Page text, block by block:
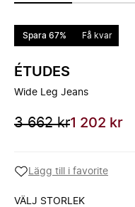
Spara 67% Få kvar
ÉTUDES
Wide Leg Jeans
3 662 kr1 202 kr
Lägg till i favorite
VÄLJ STORLEK